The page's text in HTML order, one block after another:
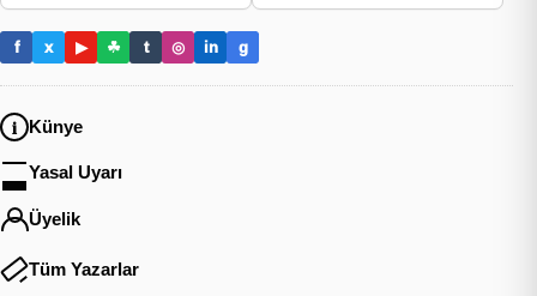
f x ▶ ☘ t ◎ in g
Künye
Yasal Uyarı
Üyelik
Tüm Yazarlar